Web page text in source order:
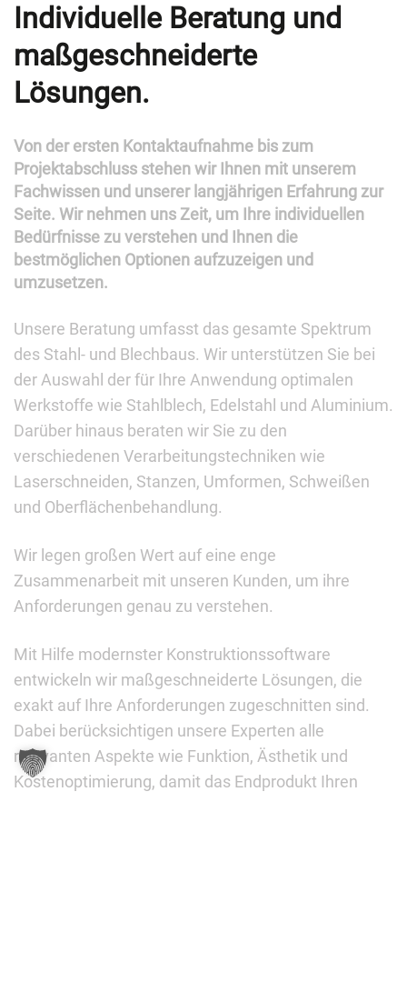
Individuelle Beratung und
maßgeschneiderte
Lösungen.
Von der ersten Kontaktaufnahme bis zum
Projektabschluss stehen wir Ihnen mit unserem
Fachwissen und unserer langjährigen Erfahrung zur
Seite. Wir nehmen uns Zeit, um Ihre individuellen
Bedürfnisse zu verstehen und Ihnen die
bestmöglichen Optionen aufzuzeigen und
umzusetzen.
Unsere Beratung umfasst das gesamte Spektrum
des Stahl- und Blechbaus. Wir unterstützen Sie bei
der Auswahl der für Ihre Anwendung optimalen
Werkstoffe wie Stahlblech, Edelstahl und Aluminium.
Darüber hinaus beraten wir Sie zu den
verschiedenen Verarbeitungstechniken wie
Laserschneiden, Stanzen, Umformen, Schweißen
und Oberflächenbehandlung.
Wir legen großen Wert auf eine enge
Zusammenarbeit mit unseren Kunden, um ihre
Anforderungen genau zu verstehen.
Mit Hilfe modernster Konstruktionssoftware
entwickeln wir maßgeschneiderte Lösungen, die
exakt auf Ihre Anforderungen zugeschnitten sind.
Dabei berücksichtigen unsere Experten alle
relevanten Aspekte wie Funktion, Ästhetik und
Kostenoptimierung, damit das Endprodukt Ihren